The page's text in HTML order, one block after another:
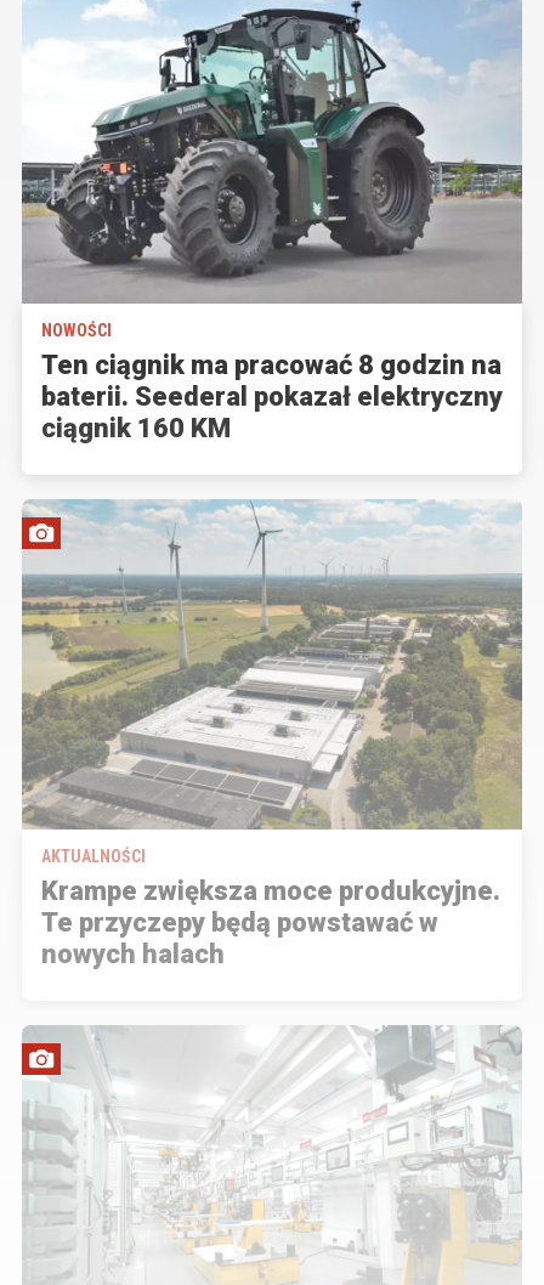
NOWOŚCI
Ten ciągnik ma pracować 8 godzin na
baterii. Seederal pokazał elektryczny
ciągnik 160 KM
AKTUALNOŚCI
Krampe zwiększa moce produkcyjne.
Te przyczepy będą powstawać w
nowych halach